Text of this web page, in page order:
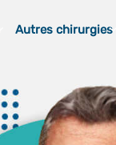
Autres chirurgies